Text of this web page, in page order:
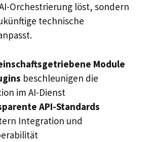
Orchestrierung löst, sondern
technische
Module
beschleunigen die
im AI-Dienst
API-Standards
Integration und